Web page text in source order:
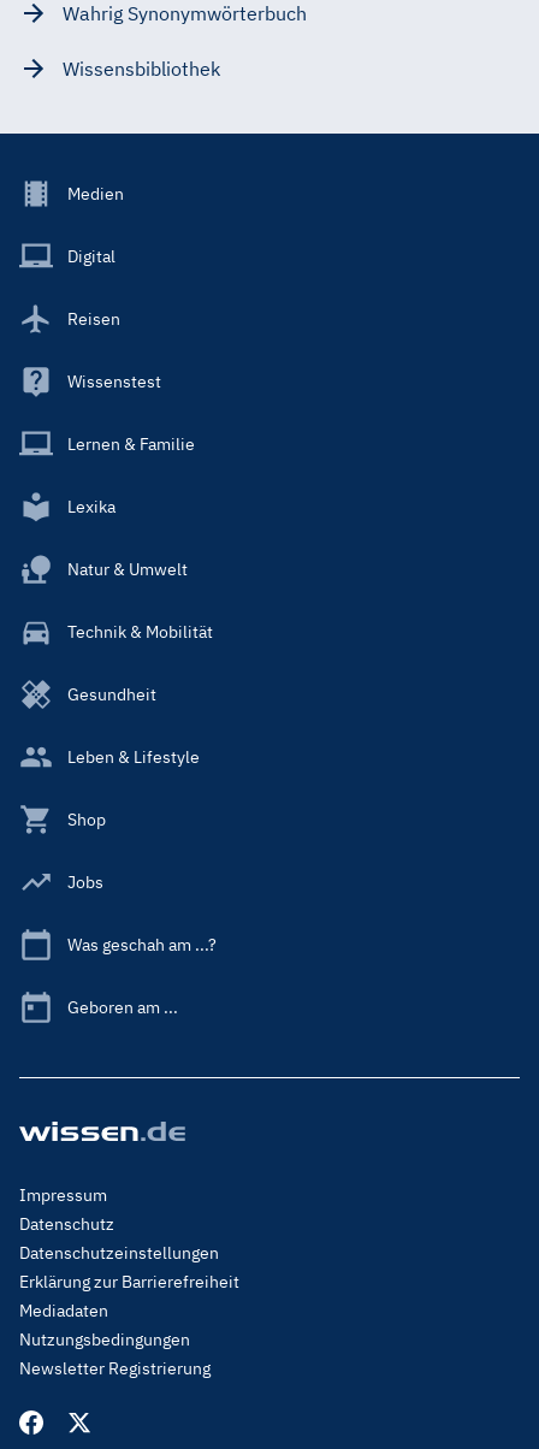
Wahrig Synonymwörterbuch
Wissensbibliothek
Footer
Main
Medien
Digital
Reisen
Wissenstest
Lernen & Familie
Lexika
Natur & Umwelt
Technik & Mobilität
Gesundheit
Leben & Lifestyle
Shop
Jobs
Was geschah am ...?
Geboren am ...
Footer
Menu
Legal
Impressum
Datenschutz
Datenschutzeinstellungen
Erklärung zur Barrierefreiheit
Mediadaten
Nutzungsbedingungen
Newsletter Registrierung